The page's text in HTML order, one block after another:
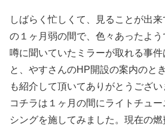
しばらく忙しくて、見ることが出
の１ヶ月弱の間で、色々あったよ
噂に聞いていたミラーが取れる事
と、やすさんのHP開設の案内のと
も紹介して頂いてありがとうござい
コチラは１ヶ月の間にライトチュ
シングを施してみました。現在の